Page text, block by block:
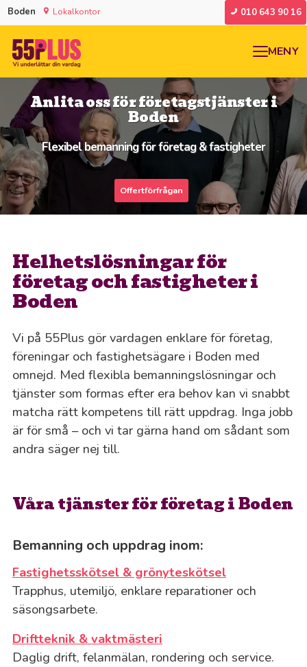
Boden Lokalkontor 010 643 90 16
MENY
Anlita oss för företagstjänster i
Boden
Flexibel bemanning för företag & fastigheter
Offertförfrågan
Helhetslösningar för
företag och fastigheter i
Boden
Vi på 55Plus gör vardagen enklare för företag,
föreningar och fastighetsägare i Boden med
omnejd. Med flexibla bemanningslösningar och
tjänster som formas efter era behov kan vi snabbt
matcha rätt kompetens till rätt uppdrag. Inga jobb
är för små – och vi tar gärna hand om sådant som
andra säger nej till.
Våra tjänster för företag i Boden
Bemanning och uppdrag inom:
Fastighetsskötsel & grönyteskötsel
Trapphus, utemiljö, enklare reparationer och
säsongsarbete.
Driftteknik & vaktmästeri
Daglig drift, felanmälan, rondering och service.